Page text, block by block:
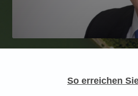
So erreichen